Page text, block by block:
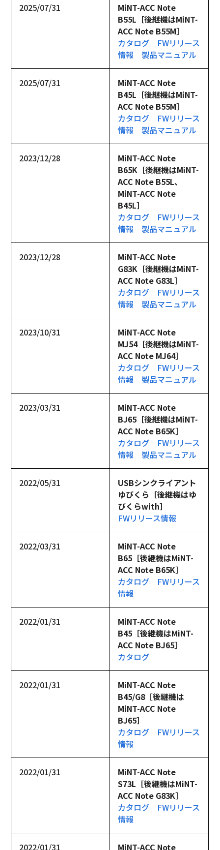
2025/07/31
MiNT-ACC Note
B55L［後継機はMiNT-
ACC Note B55M］
カタログ
FWリリース
情報
製品マニュアル
2025/07/31
MiNT-ACC Note
B45L［後継機はMiNT-
ACC Note B55M］
カタログ
FWリリース
情報
製品マニュアル
2023/12/28
MiNT-ACC Note
B65K［後継機はMiNT-
ACC Note B55L、
MiNT-ACC Note
B45L］
カタログ
FWリリース
情報
製品マニュアル
2023/12/28
MiNT-ACC Note
G83K［後継機はMiNT-
ACC Note G83L］
カタログ
FWリリース
情報
製品マニュアル
2023/10/31
MiNT-ACC Note
MJ54［後継機はMiNT-
ACC Note MJ64］
カタログ
FWリリース
情報
製品マニュアル
2023/03/31
MiNT-ACC Note
BJ65［後継機はMiNT-
ACC Note B65K］
カタログ
FWリリース
情報
製品マニュアル
2022/05/31
USBシンクライアント
ゆびくら［後継機はゆ
びくらwith］
FWリリース情報
2022/03/31
MiNT-ACC Note
B65［後継機はMiNT-
ACC Note B65K］
カタログ
FWリリース
情報
2022/01/31
MiNT-ACC Note
B45［後継機はMiNT-
ACC Note BJ65］
カタログ
2022/01/31
MiNT-ACC Note
B45/G8［後継機は
MiNT-ACC Note
BJ65］
カタログ
FWリリース
情報
2022/01/31
MiNT-ACC Note
S73L［後継機はMiNT-
ACC Note G83K］
カタログ
FWリリース
情報
2022/01/31 MiNT-ACC Note